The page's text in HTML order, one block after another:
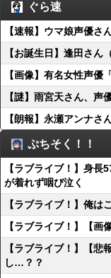
ぐら速
【速報】ウマ娘声優さ
【お誕生日】逢田さん
【画像】有名女性声優
【謎】雨宮天さん、声
【朗報】永瀬アンナさ
ぷちそく！！
【ラブライブ！】身
が着れず咽び泣く
【ラブライブ！】俺は
【ラブライブ！】【
【ラブライブ！】【悲
し…？？